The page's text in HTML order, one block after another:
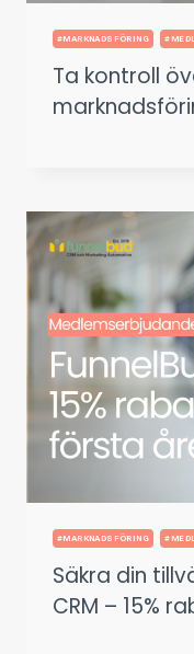
#MARKNADSFÖRING
Ta kontroll
#MARKNADSFÖRING
Säkra din
CRM – 15%